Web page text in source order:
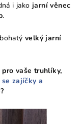
i jako jarní věnec
.
velký jarní
pro vaše truhlíky,
se zajíčky a